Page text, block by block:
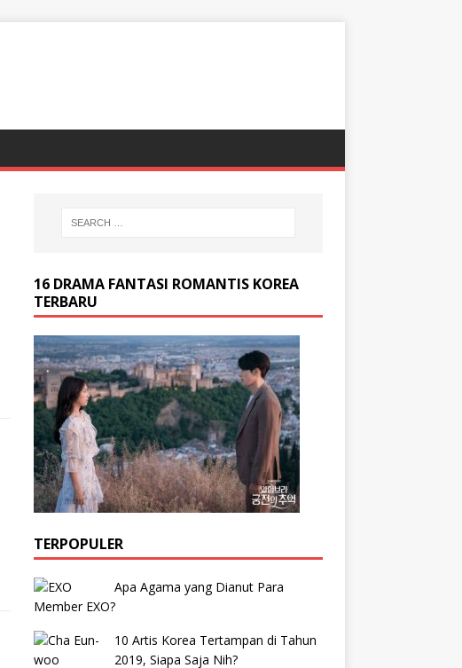
16 DRAMA FANTASI ROMANTIS KOREA
TERBARU
TERPOPULER
Apa Agama yang Dianut Para
Member EXO?
10 Artis Korea Tertampan di Tahun
2019, Siapa Saja Nih?